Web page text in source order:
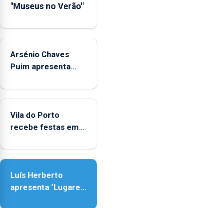
de
aos
durante
o
de
entre
as
e
as
18h00.
"Museus no Verão"
Arsénio Chaves
Puim apresenta
de Vila do Porto
Vila do Porto
recebe festas em
Senhora da
Luís Herberto
apresenta ‘Lugares